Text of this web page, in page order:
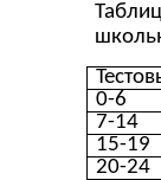
0-6
7-14
15-19
20-24